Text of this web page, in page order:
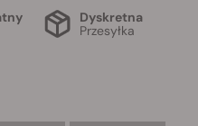
Dyskretna
Przesyłka